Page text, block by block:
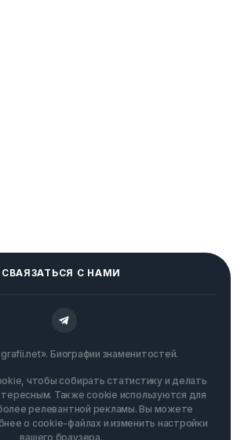
СВАЯЗАТЬСЯ С НАМИ
Биографии знаменитостей.
чтобы собирать статистику и делать
Также cookie используются для
релевантной рекламы. Вы можете
о cookie-файлах и изменить настройки
вашего браузера.